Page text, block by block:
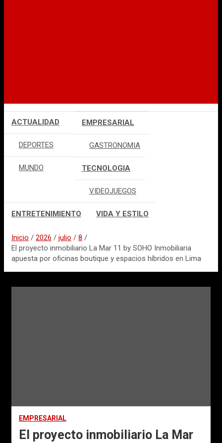
ACTUALIDAD
DEPORTES
MUNDO
EMPRESARIAL
GASTRONOMIA
TECNOLOGIA
VIDEOJUEGOS
ENTRETENIMIENTO VIDA Y ESTILO
Inicio 2026 julio
8
El proyecto inmobiliario La Mar 11 by SOHO Inmobiliaria
apuesta por oficinas boutique y espacios híbridos en Lima
EMPRESARIAL
El proyecto inmobiliario La Mar